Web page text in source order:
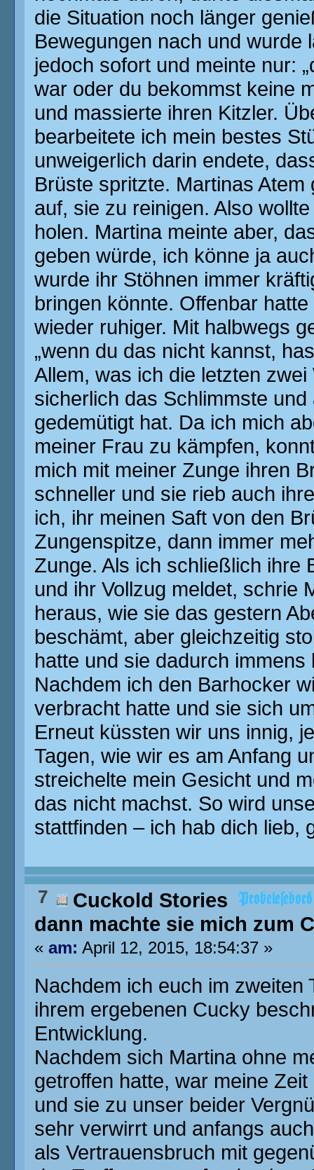
die Situation noch länger
Bewegungen nach und wurde
jedoch sofort und meinte nur:
war oder du bekommst keine
und massierte ihren Kitzler.
bearbeitete ich mein bestes
unweigerlich darin endete,
Brüste spritzte. Martinas
auf, sie zu reinigen. Also
holen. Martina meinte aber,
geben würde, ich könne ja
wurde ihr Stöhnen immer
bringen könnte. Offenbar
wieder ruhiger. Mit halbwegs
„wenn du das nicht kannst,
Allem, was ich die letzten
sicherlich das Schlimmste
gedemütigt hat. Da ich mich
meiner Frau zu kämpfen,
mich mit meiner Zunge ihren
schneller und sie rieb auch
ich, ihr meinen Saft von den
Zungenspitze, dann immer
Zunge. Als ich schließlich ihre
und ihr Vollzug meldet, schrie
heraus, wie sie das gestern
beschämt, aber gleichzeitig
hatte und sie dadurch
Nachdem ich den Barhocker
verbracht hatte und sie sich
Erneut küssten wir uns innig,
Tagen, wie wir es am Anfang
streichelte mein Gesicht und
das nicht machst. So wird
stattfinden – ich hab dich lieb,
7
Cuckold Stories
dann machte sie mich zum
«am: April 12, 2015, 18:54:37 »
Nachdem ich euch im zweiten
ihrem ergebenen Cucky
Entwicklung.
Nachdem sich Martina ohne
getroffen hatte, war meine
und sie zu unser beider
sehr verwirrt und anfangs
als Vertrauensbruch mit